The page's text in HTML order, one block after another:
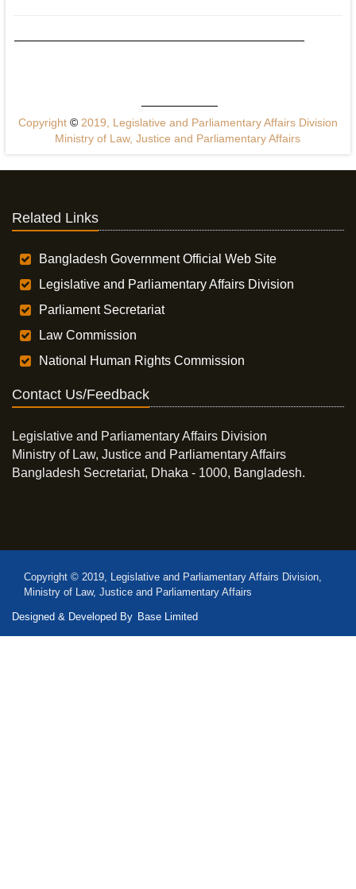
Copyright ©2019, Legislative and Parliamentary Affairs Division
Ministry of Law, Justice and Parliamentary Affairs
Related Links
Bangladesh Government Official Web Site
Legislative and Parliamentary Affairs Division
Parliament Secretariat
Law Commission
National Human Rights Commission
Contact Us/Feedback
Legislative and Parliamentary Affairs Division
Ministry of Law, Justice and Parliamentary Affairs
Bangladesh Secretariat, Dhaka - 1000, Bangladesh.
Copyright © 2019, Legislative and Parliamentary Affairs Division,
Ministry of Law, Justice and Parliamentary Affairs
Designed & Developed By Base Limited